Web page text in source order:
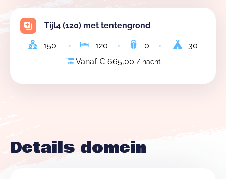
Tijl4 (120) met tentengrond
150 120 0
30
Vanaf € 665,00 / nacht
Details domein